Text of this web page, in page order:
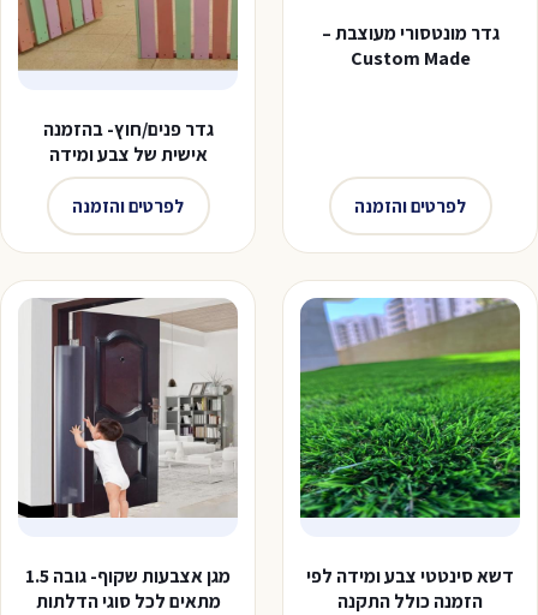
גדר מונטסורי מעוצבת –
Custom Made
לפרטים והזמנה
גדר פנים/חוץ- בהזמנה
אישית של צבע ומידה
לפרטים והזמנה
דשא סינטטי צבע ומידה לפי
הזמנה כולל התקנה
מגן אצבעות שקוף- גובה 1.5
מתאים לכל סוגי הדלתות